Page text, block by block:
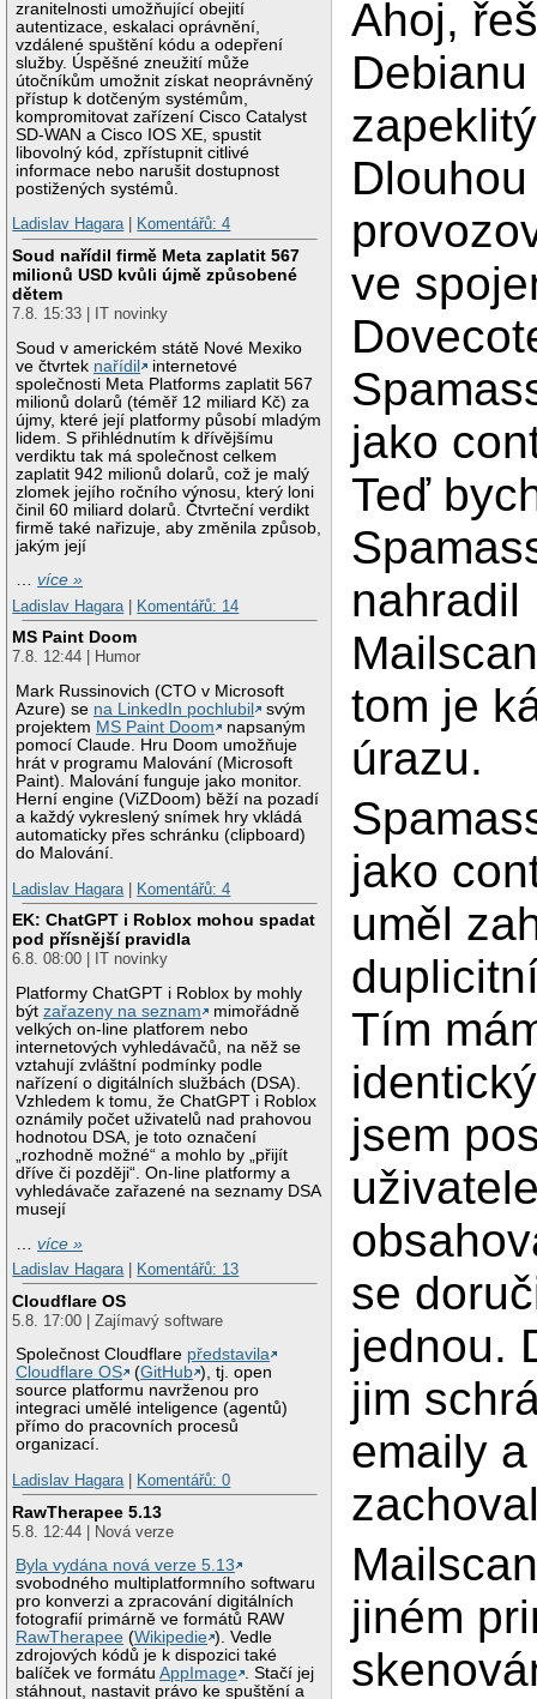
zranitelnosti umožňující obejití
autentizace, eskalaci oprávnění,
vzdálené spuštění kódu a odepření
služby. Úspěšné zneužití může
útočníkům umožnit získat neoprávněný
přístup k dotčeným systémům,
kompromitovat zařízení Cisco Catalyst
SD-WAN a Cisco IOS XE, spustit
libovolný kód, zpřístupnit citlivé
informace nebo narušit dostupnost
postižených systémů.
Ladislav Hagara| Komentářů: 4
Soud nařídil firmě Meta zaplatit 567
milionů USD kvůli újmě způsobené
dětem
7.8. 15:33 | IT novinky
Soud v americkém státě Nové Mexiko
ve čtvrtek nařídil
internetové
společnosti Meta Platforms zaplatit 567
milionů dolarů (téměř 12 miliard Kč) za
újmy, které její platformy působí mladým
lidem. S přihlédnutím k dřívějšímu
verdiktu tak má společnost celkem
zaplatit 942 milionů dolarů, což je malý
zlomek jejího ročního výnosu, který loni
činil 60 miliard dolarů. Čtvrteční verdikt
firmě také nařizuje, aby změnila způsob,
jakým její
…více »
Ladislav Hagara
Komentářů: 14
MS Paint Doom
7.8. 12:44 | Humor
Mark Russinovich (CTO v Microsoft
Azure) se na LinkedIn pochlubil
svým
projektem MS Paint Doom
napsaným
pomocí Claude. Hru Doom umožňuje
hrát v programu Malování (Microsoft
Paint). Malování funguje jako monitor.
Herní engine (ViZDoom) běží na pozadí
a každý vykreslený snímek hry vkládá
automaticky přes schránku (clipboard)
do Malování.
Ladislav Hagara | Komentářů: 4
EK: ChatGPT i Roblox mohou spadat
pod přísnější pravidla
6.8. 08:00 | IT novinky
Platformy ChatGPT i Roblox by mohly
býtzařazeny na seznam
mimořádně
velkých on-line platforem nebo
internetových vyhledávačů, na něž se
vztahují zvláštní podmínky podle
nařízení o digitálních službách (DSA).
Vzhledem k tomu, že ChatGPT i Roblox
oznámily počet uživatelů nad prahovou
hodnotou DSA, je toto označení
„rozhodně možné“ a mohlo by „přijít
dříve či později“. On-line platformy a
vyhledávače zařazené na seznamy DSA
musejí
…více »
Ladislav Hagara| Komentářů: 13
Cloudflare OS
5.8. 17:00 | Zajímavý software
Společnost Cloudflare představila
Cloudflare OS
(GitHub ), tj. open
source platformu navrženou pro
integraci umělé inteligence (agentů)
přímo do pracovních procesů
organizací.
Ladislav Hagara| Komentářů: 0
RawTherapee 5.13
5.8. 12:44 | Nová verze
Byla vydána nová verze 5.13
svobodného multiplatformního softwaru
pro konverzi a zpracování digitálních
fotografií primárně ve formátů RAW
RawTherapee (Wikipedie ). Vedle
zdrojových kódů je k dispozici také
balíček ve formátuAppImage . Stačí jej
stáhnout, nastavit právo ke spuštění a
Ahoj,
ve
jako
Teď
nahradil
tom je
úrazu.
jako
uměl
Tím
jsem
se
jednou.
jim
emaily
jiném